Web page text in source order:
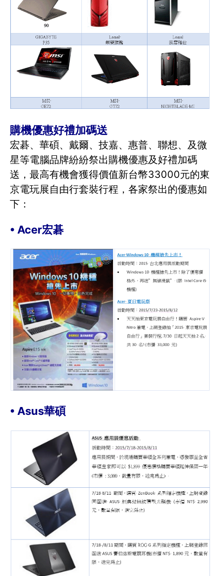
購機優惠好禮加碼送
宏碁、華碩、戴爾、技嘉、惠普、聯想、及微
星等電腦品牌紛紛祭出購機優惠及好禮加碼
送，最高有機會獲得價值新台幣33000元的東
京電玩展自由行套裝行程，各家祭出的優惠如
下：
• Acer宏碁
• Asus華碩